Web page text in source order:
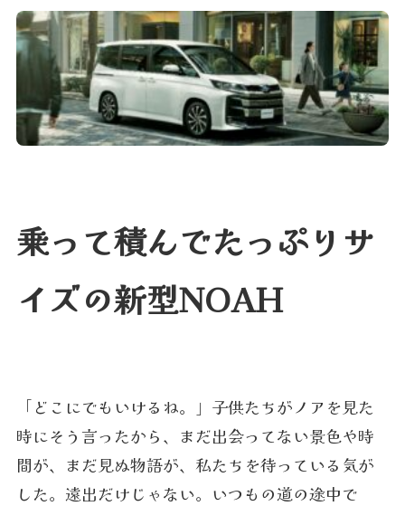
乗って積んでたっぷりサ
イズの新型NOAH
「どこにでもいけるね。」子供たちがノアを見た
時にそう言ったから、まだ出会ってない景色や時
間が、まだ見ぬ物語が、私たちを待っている気が
した。遠出だけじゃない。いつもの道の途中で